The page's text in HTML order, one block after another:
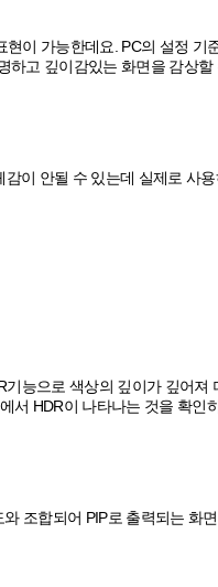
이 가능한데요. PC의 설정 기
하고 깊이감있는 화면을 감상할
이 안될 수 있는데 실제로 사
능으로 색상의 깊이가 깊어져
서 HDR이 나타나는 것을 확인
조합되어 PIP로 출력되는 화